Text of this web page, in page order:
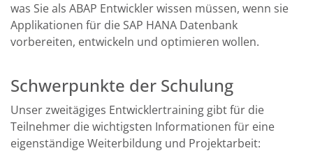
was Sie als ABAP Entwickler wissen müssen, wenn sie
Applikationen für die SAP HANA Datenbank
vorbereiten, entwickeln und optimieren wollen.
Schwerpunkte der Schulung
Unser zweitägiges Entwicklertraining gibt für die
Teilnehmer die wichtigsten Informationen für eine
eigenständige Weiterbildung und Projektarbeit: